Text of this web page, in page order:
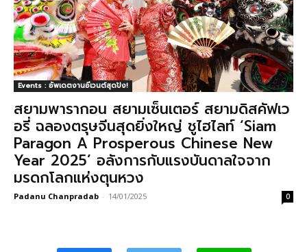
Events : อัพเดตงานอีเวนต์สุดปัง!
สยามพารากอน สยามเซ็นเตอร์ สยามดิสคัฟเว
อรี่ ฉลองตรุษจีนสุดยิ่งใหญ่ ชูไฮไลท์ ‘Siam
Paragon A Prosperous Chinese New
Year 2025’ อลังการกับแรงบันดาลใจจาก
มรดกโลกแห่งตุนหวง
Padanu Chanpradab - 14/01/2025 0